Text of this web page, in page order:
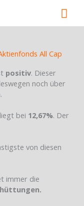
All Cap
positiv. Dieser
noch über
bei 12,67%. Der
von diesen
immer die